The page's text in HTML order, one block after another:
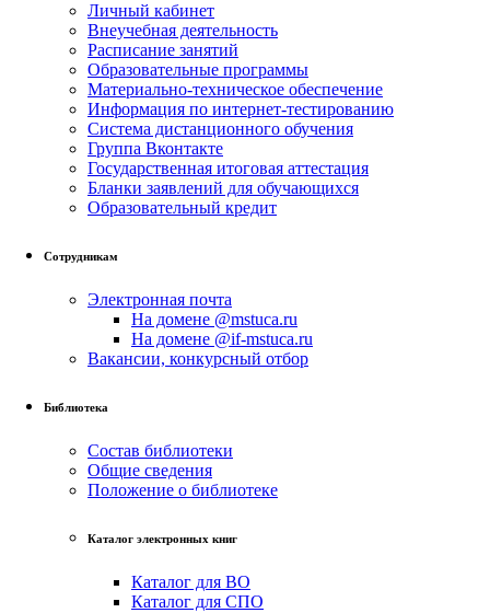
Личный кабинет
Внеучебная деятельность
Расписание занятий
Образовательные программы
Материально-техническое обеспечение
Информация по интернет-тестированию
Система дистанционного обучения
Группа Вконтакте
Государственная итоговая аттестация
Бланки заявлений для обучающихся
Образовательный кредит
Сотрудникам
Электронная почта
На домене @mstuca.ru
На домене @if-mstuca.ru
Вакансии, конкурсный отбор
Библиотека
Состав библиотеки
Общие сведения
Положение о библиотеке
Каталог электронных книг
Каталог для ВО
Каталог для СПО